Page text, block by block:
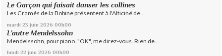
Le Garçon qui faisait danser les collines
Les Cramés de la Bobine présentent à l'Alticiné de...
mardi 23 juin 2026 00h00
L’autre Mendelssohn
Mendelssohn, pour piano. "OK", me direz-vous. Rien de...
lundi 22 juin 2026 00h00